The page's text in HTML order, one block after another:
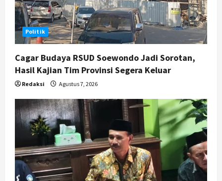
o
n Politik
Cagar Budaya RSUD Soewondo Jadi Sorotan,
Hasil Kajian Tim Provinsi Segera Keluar
Redaksi Agustus 7, 2026